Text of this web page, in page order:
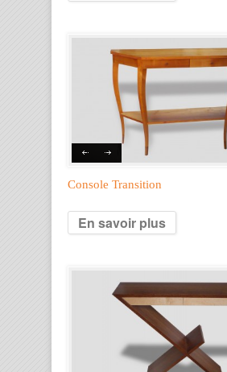
Console Transition
En savoir plus